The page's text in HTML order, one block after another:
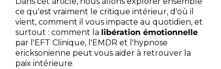
ce qu'est vraiment le critique intérieur, d'où il
vient, comment il vous impacte au quotidien, et
surtout : comment la libération émotionnelle
par l'EFT Clinique, l'EMDR et l'hypnose
ericksonienne peut vous aider à retrouver la
paix intérieure.